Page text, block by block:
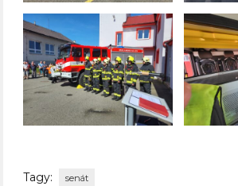
Tagy: senát